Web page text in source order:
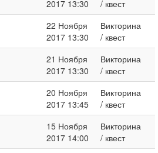
2017 13:30
/ квест
22 Ноября
2017 13:30
Викторина
/ квест
21 Ноября
2017 13:30
Викторина
/ квест
20 Ноября
2017 13:45
Викторина
/ квест
15 Ноября
2017 14:00
Викторина
/ квест